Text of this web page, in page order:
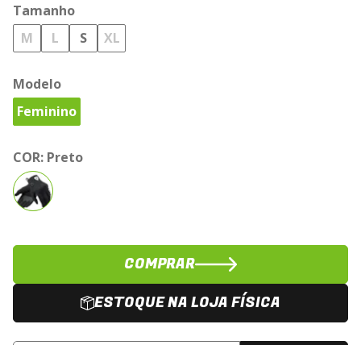
Tamanho
M
L S XL
Modelo
Feminino
COR: Preto
COMPRAR
ESTOQUE NA LOJA FÍSICA